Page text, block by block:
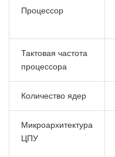
Процессор
Тактовая частота
процессора
Количество ядер
Микроархитектура
ЦПУ